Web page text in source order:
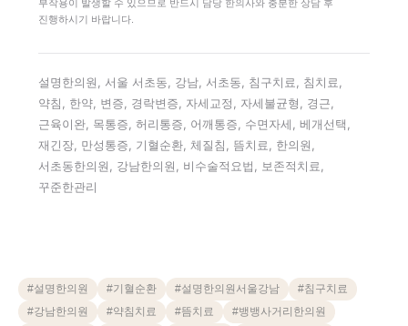
부작용이 발생할 수 있으므로 반드시 담당 한의사와 충분한 상담 후
진행하시기 바랍니다.
설명한의원, 서울 서초동, 강남, 서초동, 침구치료, 침치료,
약침, 한약, 변증, 경락변증, 자세교정, 자세불균형, 경근,
근육이완, 목통증, 허리통증, 어깨통증, 수면자세, 베개선택,
재긴장, 만성통증, 기혈순환, 체질침, 뜸치료, 한의원,
서초동한의원, 강남한의원, 비수술적요법, 보존적치료,
꾸준한관리
#설명한의원 #기혈순환 #설명한의원서울강남 #침구치료
#강남한의원 #약침치료 #뜸치료 #뱅뱅사거리한의원